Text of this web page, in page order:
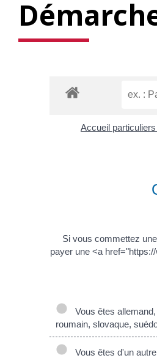
Accueil particuliers
Si vous commettez
payer une <a
Vous êtes
roumain, slovaque,
Vous êtes d'un